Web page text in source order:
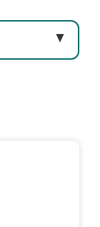
▼